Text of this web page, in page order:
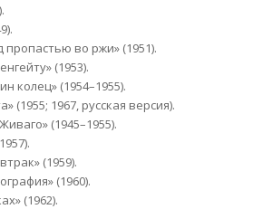
во ржи» (1951).
(1953).
колец» (1954–1955).
(1955; 1967, русская версия).
(1945–1955).
(1959).
(1960).
(1962).